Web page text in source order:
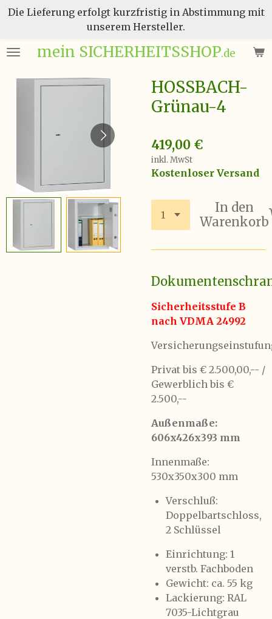
Zum
mein SICHERHEITSSHOP.de
Die Lieferung erfolgt kurzfristig in Abstimmung mit
unserem Hersteller.
HOSSBACH-
Grünau-4
419,00 €
inkl. MwSt
Kostenloser Versand
In den
Warenkorb
Sicherheitsstufe B
nach VDMA 24992
Privat bis € 2.500,00,-- /
Gewerblich bis €
2.500,--
Außenmaße:
606x426x393 mm
Innenmaße:
530x350x300 mm
Verschluß:
Doppelbartschloss,
2 Schlüssel
Einrichtung: 1
verstb. Fachboden
Gewicht: ca. 55 kg
Lackierung: RAL
7035-Lichtgrau